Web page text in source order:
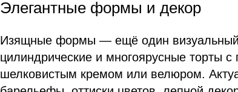
Элегантные формы и декор
Изящные формы — ещё один визуальный
цилиндрические и многоярусные торты
шелковистым кремом или велюром.